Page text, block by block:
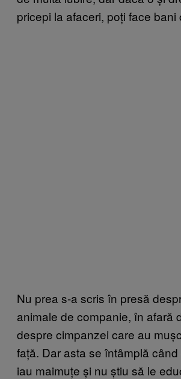
pricepi la afaceri, poți face bani
Nu prea s-a scris în presă
animale de companie, în afară
despre cimpanzei care au
față. Dar asta se întâmplă
iau maimuțe și nu știu să le